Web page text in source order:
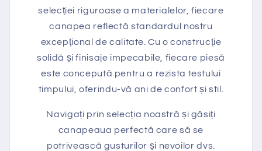
selecției riguroase a materialelor, fiecare
canapea reflectă standardul nostru
excepțional de calitate. Cu o construcție
solidă și finisaje impecabile, fiecare piesă
este concepută pentru a rezista testului
timpului, oferindu-vă ani de confort și stil.
Navigați prin selecția noastră și găsiți
canapeaua perfectă care să se
potrivească gusturilor și nevoilor dvs.